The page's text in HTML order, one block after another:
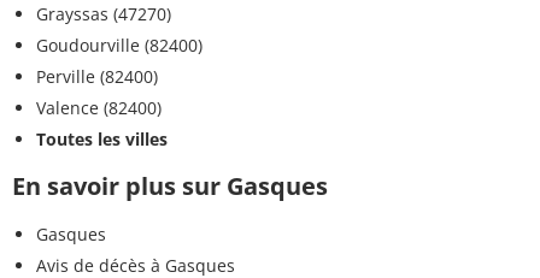
Grayssas (47270)
Goudourville (82400)
Perville (82400)
Valence (82400)
Toutes les villes
En savoir plus sur Gasques
Gasques
Avis de décès à Gasques